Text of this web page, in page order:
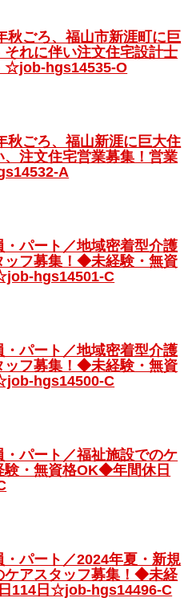
秋ごろ、福山市新涯町に巨
れに伴い注文住宅設計士
☆job-hgs14535-O
秋ごろ、福山新涯に巨大住
注文住宅営業募集！営業
A
・パート／地域密着型介護
ッフ募集！◆未経験・無資
hgs14501-C
・パート／地域密着型介護
ッフ募集！◆未経験・無資
hgs14500-C
・パート／福祉施設でのケ
・無資格OK◆年間休日
・パート／2024年夏・新規
ケアスタッフ募集！◆未経
114日☆job-hgs14496-C